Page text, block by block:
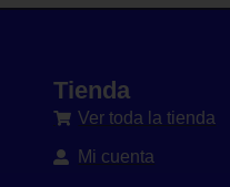
Tienda
Ver toda la tienda
Mi cuenta